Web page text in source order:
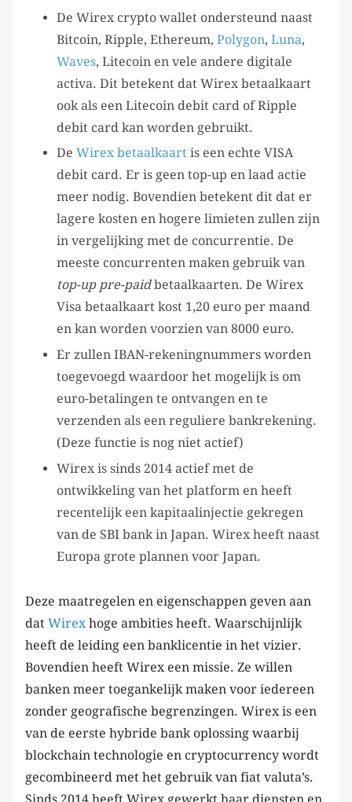
De Wirex crypto wallet ondersteund naast
Bitcoin, Ripple, Ethereum, Polygon, Luna,
Waves, Litecoin en vele andere digitale
activa. Dit betekent dat Wirex betaalkaart
ook als een Litecoin debit card of Ripple
debit card kan worden gebruikt.
De Wirex betaalkaart is een echte VISA
debit card. Er is geen top-up en laad actie
meer nodig. Bovendien betekent dit dat er
lagere kosten en hogere limieten zullen zijn
in vergelijking met de concurrentie. De
meeste concurrenten maken gebruik van
top-up pre-paidbetaalkaarten. De Wirex
Visa betaalkaart kost 1,20 euro per maand
en kan worden voorzien van 8000 euro.
Er zullen IBAN-rekeningnummers worden
toegevoegd waardoor het mogelijk is om
euro-betalingen te ontvangen en te
verzenden als een reguliere bankrekening.
(Deze functie is nog niet actief)
Wirex is sinds 2014 actief met de
ontwikkeling van het platform en heeft
recentelijk een kapitaalinjectie gekregen
van de SBI bank in Japan. Wirex heeft naast
Europa grote plannen voor Japan.
Deze maatregelen en eigenschappen geven aan
dat Wirex hoge ambities heeft. Waarschijnlijk
heeft de leiding een banklicentie in het vizier.
Bovendien heeft Wirex een missie. Ze willen
banken meer toegankelijk maken voor iedereen
zonder geografische begrenzingen. Wirex is een
van de eerste hybride bank oplossing waarbij
blockchain technologie en cryptocurrency wordt
gecombineerd met het gebruik van fiat valuta’s.